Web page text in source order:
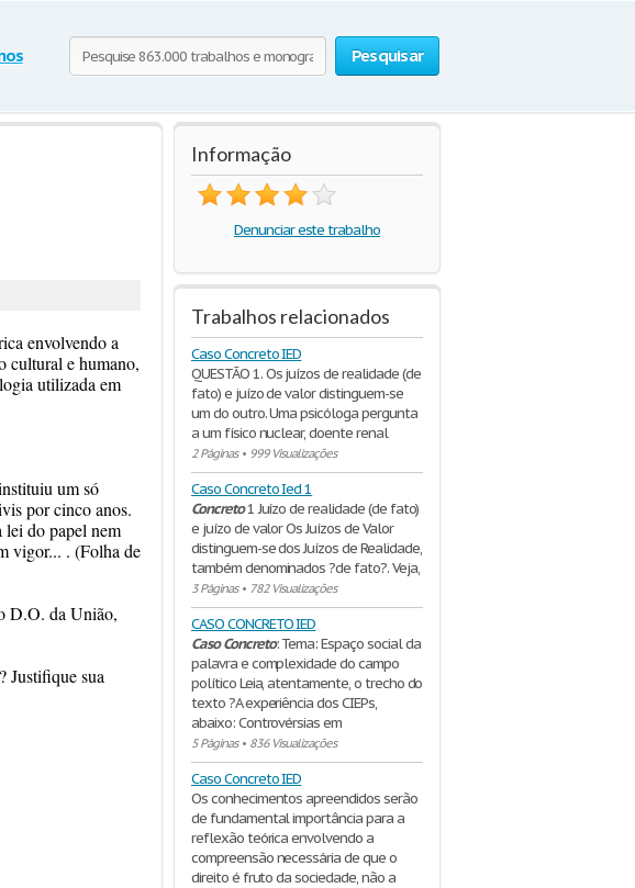
Pesquisar
envolvendo a
cultural e humano,
utilizada em
um só
por cinco anos.
lei do papel nem
vigor... . (Folha de
D.O. da União,
Justifique sua
Informação
Denunciar este trabalho
Trabalhos relacionados
Caso Concreto IED
QUESTÃO 1. Os juízos de realidade (de
fato) e juízo de valor distinguem-se
um do outro. Uma psicóloga pergunta
a um físico nuclear, doente renal
2 Páginas• 999 Visualizações
Caso Concreto Ied 1
Concreto1 Juízo de realidade (de fato)
e juízo de valor Os Juízos de Valor
distinguem-se dos Juízos de Realidade,
também denominados ?de fato?. Veja,
3 Páginas• 782 Visualizações
CASO CONCRETO IED
Caso Concreto: Tema: Espaço social da
palavra e complexidade do campo
político Leia, atentamente, o trecho do
texto ?A experiência dos CIEPs,
abaixo: Controvérsias em
5 Páginas• 836 Visualizações
Caso Concreto IED
Os conhecimentos apreendidos serão
de fundamental importância para a
reflexão teórica envolvendo a
compreensão necessária de que o
direito é fruto da sociedade, não a